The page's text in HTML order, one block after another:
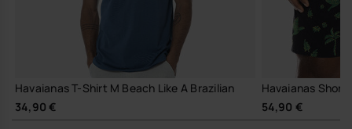
Havaianas T-Shirt M Beach Like A Brazilian
34,90 €
Havaianas Short
54,90 €